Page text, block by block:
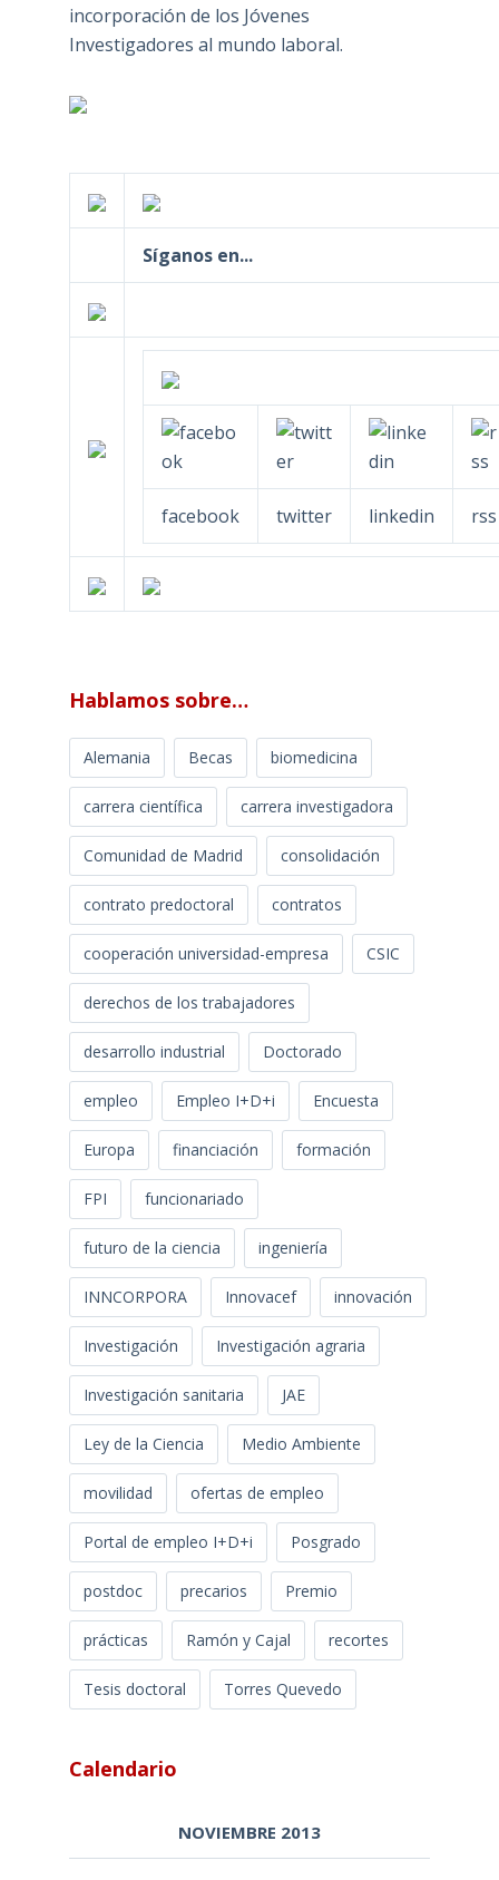
incorporación de los Jóvenes
Investigadores al mundo laboral.
Síganos en...
facebook twitter linkedin rss
Hablamos sobre…
Alemania Becas biomedicina
carrera científica carrera investigadora
Comunidad de Madrid consolidación
contrato predoctoral contratos
cooperación universidad-empresa CSIC
derechos de los trabajadores
desarrollo industrial Doctorado
empleo Empleo I+D+i Encuesta
Europa financiación formación
FPI funcionariado
futuro de la ciencia ingeniería
INNCORPORA Innovacef innovación
Investigación Investigación agraria
Investigación sanitaria JAE
Ley de la Ciencia Medio Ambiente
movilidad ofertas de empleo
Portal de empleo I+D+i Posgrado
postdoc precarios Premio
prácticas Ramón y Cajal recortes
Tesis doctoral Torres Quevedo
Calendario
NOVIEMBRE 2013